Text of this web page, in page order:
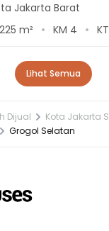
Jakarta Barat
225 m² KM 4 KT
Lihat Semua
Dijual
Grogol Selatan